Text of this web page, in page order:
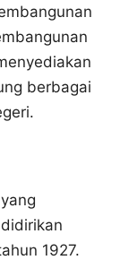
berbagai
1927.